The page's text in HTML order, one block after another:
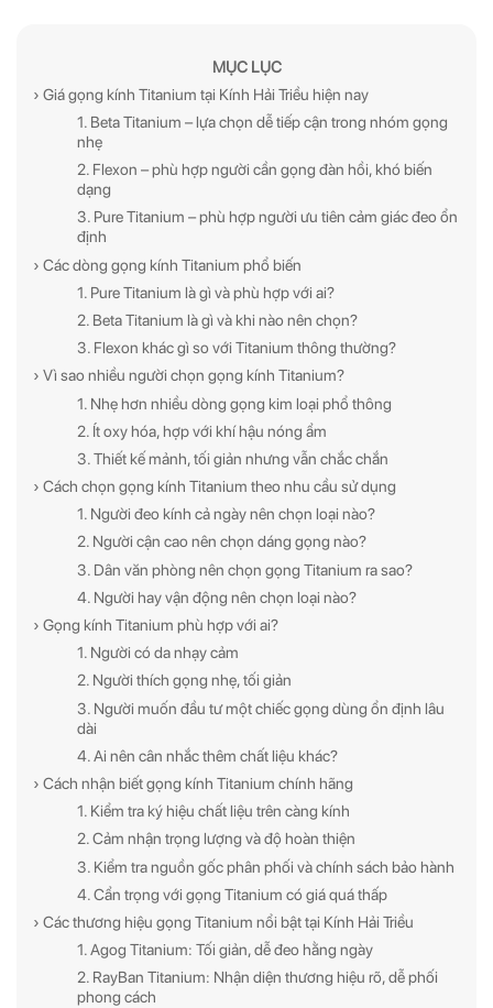
MỤC LỤC
› Giá gọng kính Titanium tại Kính Hải Triều hiện nay
1. Beta Titanium – lựa chọn dễ tiếp cận trong nhóm gọng
nhẹ
2. Flexon – phù hợp người cần gọng đàn hồi, khó biến
dạng
3. Pure Titanium – phù hợp người ưu tiên cảm giác đeo ổn
định
› Các dòng gọng kính Titanium phổ biến
1. Pure Titanium là gì và phù hợp với ai?
2. Beta Titanium là gì và khi nào nên chọn?
3. Flexon khác gì so với Titanium thông thường?
› Vì sao nhiều người chọn gọng kính Titanium?
1. Nhẹ hơn nhiều dòng gọng kim loại phổ thông
2. Ít oxy hóa, hợp với khí hậu nóng ẩm
3. Thiết kế mảnh, tối giản nhưng vẫn chắc chắn
› Cách chọn gọng kính Titanium theo nhu cầu sử dụng
1. Người đeo kính cả ngày nên chọn loại nào?
2. Người cận cao nên chọn dáng gọng nào?
3. Dân văn phòng nên chọn gọng Titanium ra sao?
4. Người hay vận động nên chọn loại nào?
› Gọng kính Titanium phù hợp với ai?
1. Người có da nhạy cảm
2. Người thích gọng nhẹ, tối giản
3. Người muốn đầu tư một chiếc gọng dùng ổn định lâu
dài
4. Ai nên cân nhắc thêm chất liệu khác?
› Cách nhận biết gọng kính Titanium chính hãng
1. Kiểm tra ký hiệu chất liệu trên càng kính
2. Cảm nhận trọng lượng và độ hoàn thiện
3. Kiểm tra nguồn gốc phân phối và chính sách bảo hành
4. Cẩn trọng với gọng Titanium có giá quá thấp
› Các thương hiệu gọng Titanium nổi bật tại Kính Hải Triều
1. Agog Titanium: Tối giản, dễ đeo hằng ngày
2. RayBan Titanium: Nhận diện thương hiệu rõ, dễ phối
phong cách